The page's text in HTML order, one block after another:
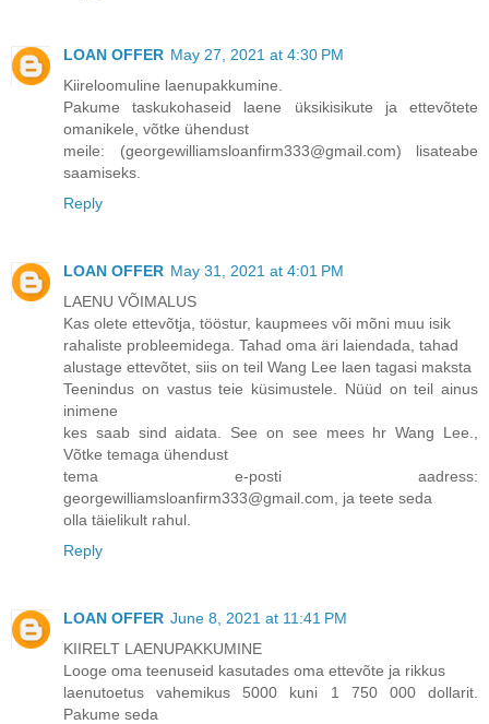
LOAN OFFER May 27, 2021 at 4:30 PM
Kiireloomuline laenupakkumine.
Pakume taskukohaseid laene üksikisikute ja ettevõtete
omanikele, võtke ühendust
meile: (georgewilliamsloanfirm333@gmail.com) lisateabe
saamiseks.
Reply
LOAN OFFER May 31, 2021 at 4:01 PM
LAENU VÕIMALUS
Kas olete ettevõtja, tööstur, kaupmees või mõni muu isik
rahaliste probleemidega. Tahad oma äri laiendada, tahad
alustage ettevõtet, siis on teil Wang Lee laen tagasi maksta
Teenindus on vastus teie küsimustele. Nüüd on teil ainus
inimene
kes saab sind aidata. See on see mees hr Wang Lee.,
Võtke temaga ühendust
tema e-posti aadress:
georgewilliamsloanfirm333@gmail.com, ja teete seda
olla täielikult rahul.
Reply
LOAN OFFER June 8, 2021 at 11:41 PM
KIIRELT LAENUPAKKUMINE
Looge oma teenuseid kasutades oma ettevõte ja rikkus
laenutoetus vahemikus 5000 kuni 1 750 000 dollarit.
Pakume seda